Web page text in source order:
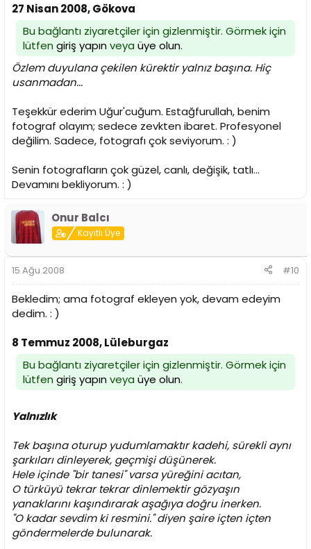
27 Nisan 2008, Gökova
Bu bağlantı ziyaretçiler için gizlenmiştir. Görmek için
lütfen giriş yapınveya üye olun.
Özlem duyulana çekilen kürektir yalnız başına. Hiç
usanmadan...
Teşekkür ederim Uğur'cuğum. Estağfurullah, benim
fotograf olayım; sedece zevkten ibaret. Profesyonel
değilim. Sadece, fotografı çok seviyorum. : )
Senin fotografların çok güzel, canlı, değişik, tatlı...
Devamını bekliyorum. : )
Onur Balcı
Kayıtlı Üye
15 Ağu 2008 #10
Bekledim; ama fotograf ekleyen yok, devam edeyim
dedim. : )
8 Temmuz 2008, Lüleburgaz
Bu bağlantı ziyaretçiler için gizlenmiştir. Görmek için
lütfen giriş yapınveya üye olun.
Yalnızlık
Tek başına oturup yudumlamaktır kadehi, sürekli aynı
şarkıları dinleyerek, geçmişi düşünerek.
Hele içinde "bir tanesi" varsa yüreğini acıtan,
O türküyü tekrar tekrar dinlemektir gözyaşın
yanaklarını kaşındırarak aşağıya doğru inerken.
"O kadar sevdim ki resmini." diyen şaire içten içten
göndermelerde bulunarak.